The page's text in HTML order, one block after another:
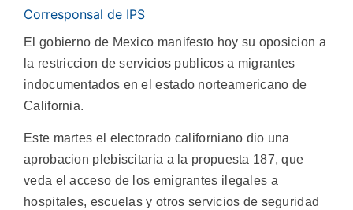
Corresponsal de IPS
El gobierno de Mexico manifesto hoy su oposicion a
la restriccion de servicios publicos a migrantes
indocumentados en el estado norteamericano de
California.
Este martes el electorado californiano dio una
aprobacion plebiscitaria a la propuesta 187, que
veda el acceso de los emigrantes ilegales a
hospitales, escuelas y otros servicios de seguridad